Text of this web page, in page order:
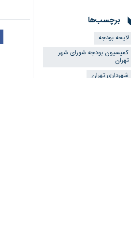
برچسب‌ها
لایحه بودجه
کمیسیون بودجه شورای شهر
تهران
شهرداری تهران